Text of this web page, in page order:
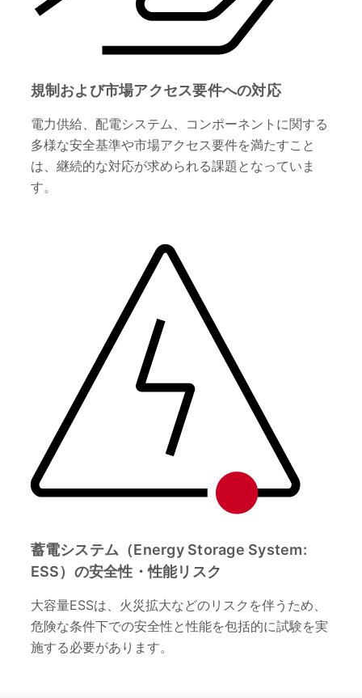
規制および市場アクセス要件への対応
電力供給、配電システム、コンポーネントに関する
多様な安全基準や市場アクセス要件を満たすこと
は、継続的な対応が求められる課題となっていま
す。
蓄電システム（Energy Storage System:
ESS）の安全性・性能リスク
大容量ESSは、火災拡大などのリスクを伴うため、
危険な条件下での安全性と性能を包括的に試験を実
施する必要があります。